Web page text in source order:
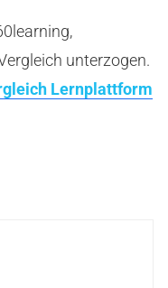
unterzogen.
Lernplattform